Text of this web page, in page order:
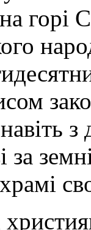
горі
за